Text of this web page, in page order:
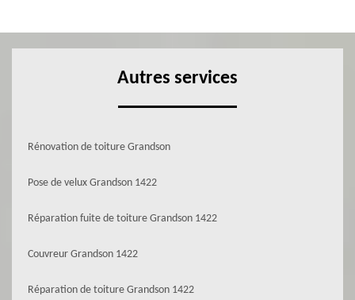
Autres services
Rénovation de toiture Grandson
Pose de velux Grandson 1422
Réparation fuite de toiture Grandson 1422
Couvreur Grandson 1422
Réparation de toiture Grandson 1422